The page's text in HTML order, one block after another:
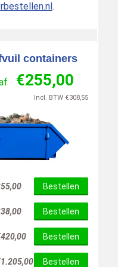
.
containers
€255,00
Incl. BTW €308,55
Bestellen
Bestellen
420,00 Bestellen
1.205,00 Bestellen